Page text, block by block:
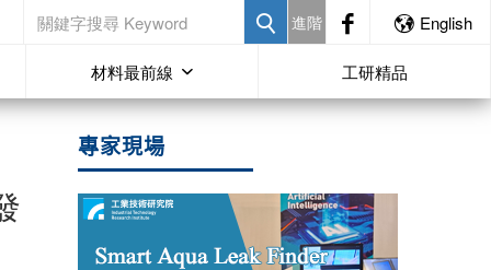
進階 English
材料最前線 工研精品
專家現場